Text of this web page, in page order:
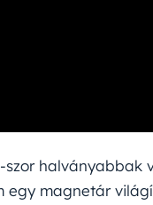
halványabbak
egy magnetár